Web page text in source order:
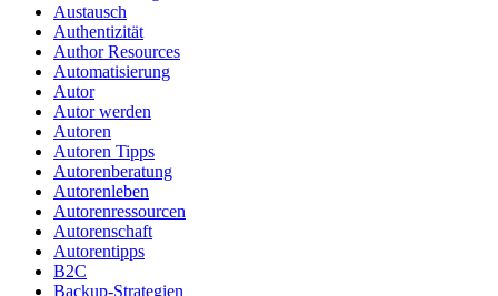
Austausch
Authentizität
Author Resources
Automatisierung
Autor
Autor werden
Autoren
Autoren Tipps
Autorenberatung
Autorenleben
Autorenressourcen
Autorenschaft
Autorentipps
B2C
Backup-Strategien